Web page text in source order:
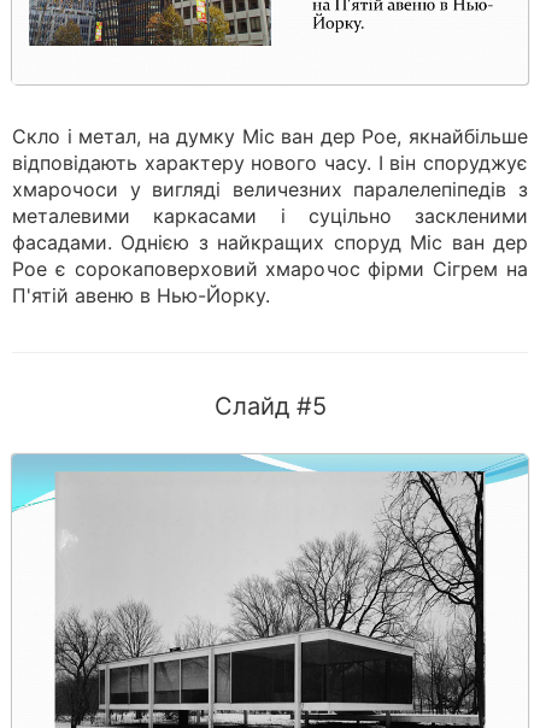
Скло і метал, на думку Міс ван дер Рое, якнайбільше
відповідають характеру нового часу. І він споруджує
хмарочоси у вигляді величезних паралелепіпедів з
металевими каркасами і суцільно заскленими
фасадами. Однією з найкращих споруд Міс ван дер
Рое є сорокаповерховий хмарочос фірми Сігрем на
П'ятій авеню в Нью-Йорку.
Слайд #5